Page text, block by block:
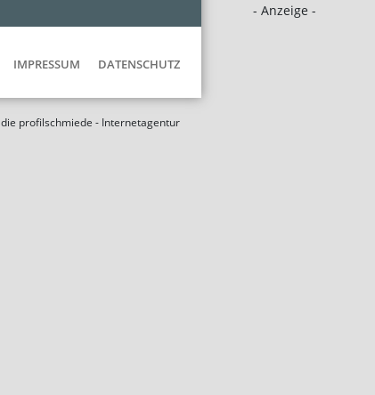
- Anzeige -
IMPRESSUM DATENSCHUTZ
die profilschmiede - Internetagentur